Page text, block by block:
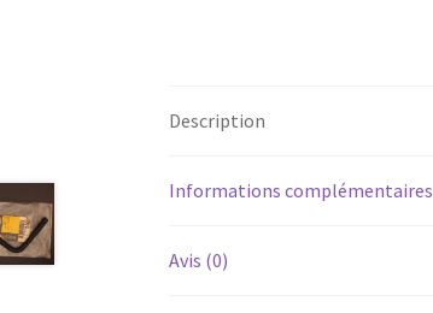
Description
Informations complémentaires
Avis (0)